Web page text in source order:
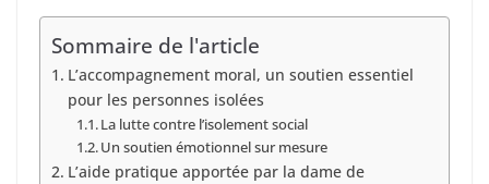
Sommaire de l'article
L’accompagnement moral, un soutien essentiel
pour les personnes isolées
La lutte contre l’isolement social
Un soutien émotionnel sur mesure
L’aide pratique apportée par la dame de